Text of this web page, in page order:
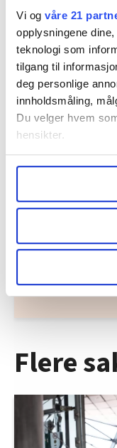
Vi og våre 21
opplysningene
teknologi som
tilgang til
deg personlige
innholdsmåling,
Du velger hvem
hensikter.
Undermer infokan
data behandles og
brukes. Du kan
samtykke fra
LO Medias
og fontene.no
lære hvordan våre
nettstedet med LO
innenfor analyse og
Nå:4
Flere